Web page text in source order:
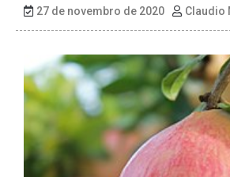
27 de novembro de 2020 Claudio